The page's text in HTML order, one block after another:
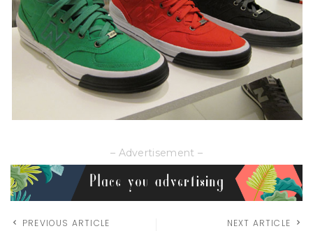
– Advertisement –
PREVIOUS ARTICLE NEXT ARTICLE